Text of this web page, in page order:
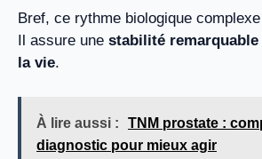
Bref, ce rythme biologique
Il assure une stabilité
la vie.
À lire aussi :
TNM prostate :
diagnostic pour mieux agir